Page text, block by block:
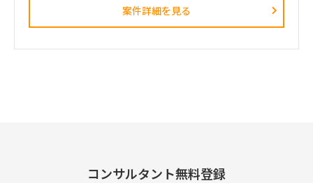
・運用設計およびマニュアル整備
・情報システム部門との連携・技術サポート
■体制：
案件詳細を見る
コンサルタント無料登録